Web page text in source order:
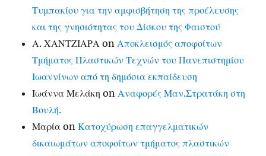
Τυμπακίου για την αμφισβήτηση της προέλευσης
και της γνησιότητας του Δίσκου της Φαιστού
Α. ΧΑΝΤΖΙΑΡΑ on Αποκλεισμός αποφοίτων
Τμήματος Πλαστικών Τεχνών του Πανεπιστημίου
Ιωαννίνων από τη δημόσια εκπαίδευση
Ιωάννα Μελάκη on Αναφορές Μαν.Στρατάκη στη
Βουλή.
Μαρία onΚατοχύρωση επαγγελματικών
δικαιωμάτων αποφοίτων τμήματος πλαστικών